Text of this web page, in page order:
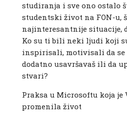
studiranja i sve ono ostalo
studentski život na FON-u,
najinteresantnije situacije,
Ko su ti bili neki ljudi koji
inspirisali, motivisali da se
dodatno usavršavaš ili da
stvari?
Praksa u Microsoftu koja je
promenila život